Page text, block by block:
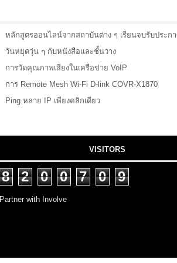
หลักสูตรออนไลน์จากสถาบันต่าง ๆ เรียนจบรับประก
วันหยุดวุ่น ๆ กับหนังสือและชั้นวาง
การวัดคุณภาพเสียงในเครือข่าย VoIP
การ Remote Mesh Wi-Fi D-link COVR-X1870
Ping หลาย IP เพียงคลิกเดียว
VISITORS
8 2 0 0 7 0 9
Partner with Involve